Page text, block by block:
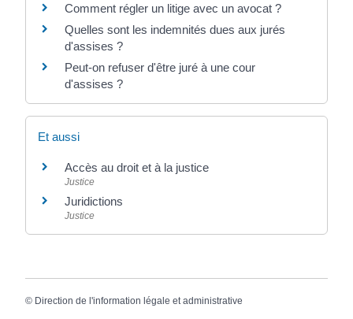
Comment régler un litige avec un avocat ?
Quelles sont les indemnités dues aux jurés
d'assises ?
Peut-on refuser d'être juré à une cour
d'assises ?
Et aussi
Accès au droit et à la justice
Justice
Juridictions
Justice
© Direction de l'information légale et administrative